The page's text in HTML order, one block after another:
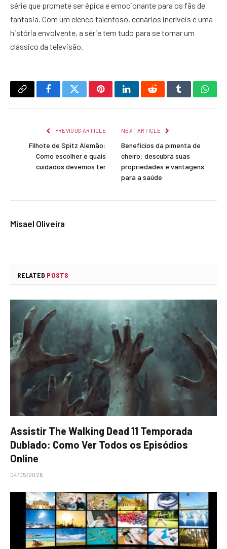
série que promete ser épica e emocionante para os fãs de
fantasia. Com um elenco talentoso, cenários incríveis e uma
história envolvente, a série tem tudo para se tornar um
clássico da televisão.
Copy
FacebookTwitterPinterestLinkedInRedditTumblr
PREVIOUS ARTICLE
Filhote de Spitz Alemão:
Como escolher e quais
cuidados devemos ter
NEXT ARTICLE
Benefícios da pimenta de
cheiro: descubra suas
propriedades e vantagens
para a saúde
Misael Oliveira
RELATED POSTS
Assistir The Walking Dead 11 Temporada
Dublado: Como Ver Todos os Episódios
Online
04/05/2026